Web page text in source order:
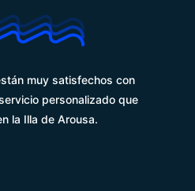
muy satisfechos con
personalizado que
la Illa de Arousa.